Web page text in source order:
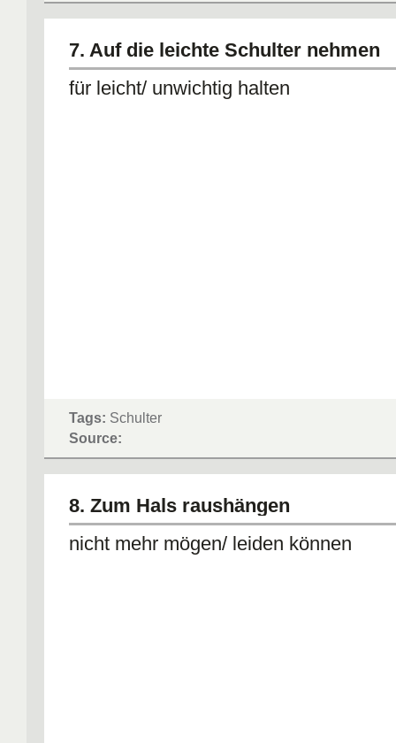
7. Auf die leichte Schulter nehmen
für leicht/ unwichtig halten
Tags: Schulter
Source:
8. Zum Hals raushängen
nicht mehr mögen/ leiden können